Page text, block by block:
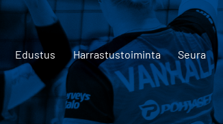
Edustus Harrastustoiminta Seura